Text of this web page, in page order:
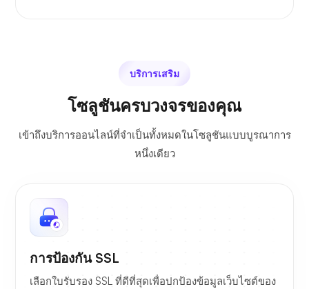
บริการเสริม
โซลูชันครบวงจรของคุณ
เข้าถึงบริการออนไลน์ที่จำเป็นทั้งหมดในโซลูชันแบบบูรณาการ
หนึ่งเดียว
การป้องกัน SSL
เลือกใบรับรอง SSL ที่ดีที่สุดเพื่อปกป้องข้อมูลเว็บไซต์ของ